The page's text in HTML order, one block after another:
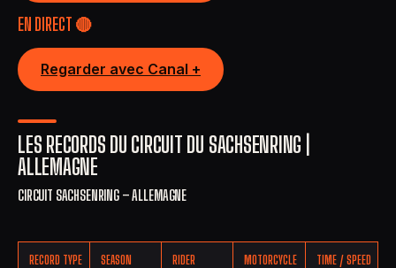
EN DIRECT 🔴
Regarder avec Canal +
LES RECORDS DU CIRCUIT DU SACHSENRING |
ALLEMAGNE
CIRCUIT SACHSENRING – ALLEMAGNE
RECORD TYPE SEASON RIDER MOTORCYCLE TIME / SPEED